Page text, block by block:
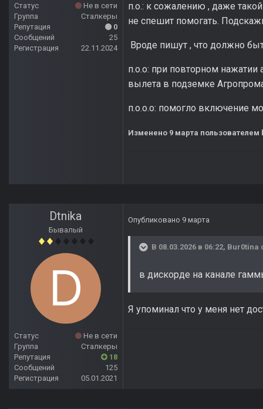
Статус
Не в сети
Группа
Сталкеры
Репутация
0
Сообщений
25
Регистрация
22.11.2024
п.о.: к сожалению , даже
не спешит помогать.
Вроде пишут , что должно
п.о.о: при повторном нажатии
вылета в подземке
п.о.о.о: помогло включение
Изменено 9 марта
Dtnika
Бывалый
Статус
Не в сети
Группа
Сталкеры
Репутация
18
Сообщений
125
Регистрация
05.01.2021
Опубликовано 9 марта
В 08.03.2026 в 06:22, Bur0tina
в дискорде на канале
Я упоминал что у меня нет